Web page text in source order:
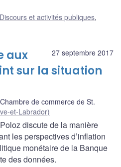
Discours et activités publiques,
27 septembre 2017
aux
sur la situation
Chambre de commerce de St.
et-Labrador)
discute de la manière
les perspectives d’inflation
monétaire de la Banque
des données.